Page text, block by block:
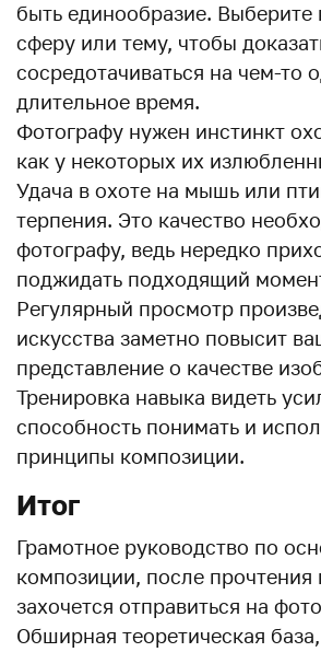
быть единообразие. Выберите
сферу или тему, чтобы
сосредотачиваться на чем-то
длительное время.
Фотографу нужен инстинкт
как у некоторых их
Удача в охоте на мышь или
терпения. Это качество
фотографу, ведь нередко
поджидать подходящий
Регулярный просмотр
искусства заметно повысит
представление о качестве
Тренировка навыка видеть
способность понимать и
принципы композиции.
Итог
Грамотное руководство по
композиции, после прочтения
захочется отправиться на
Обширная теоретическая